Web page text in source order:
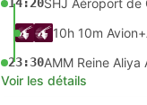
SHJ Aéroport de
10h 10m
23:30AMM Reine Aliya
Voir les détails